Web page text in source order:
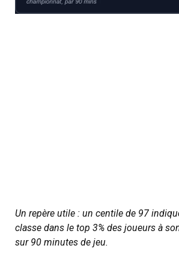
Un repère utile : un centile de 97
classe dans le top 3% des joueurs à
sur 90 minutes de jeu.